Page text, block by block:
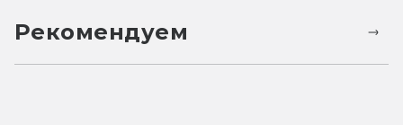
Рекомендуем